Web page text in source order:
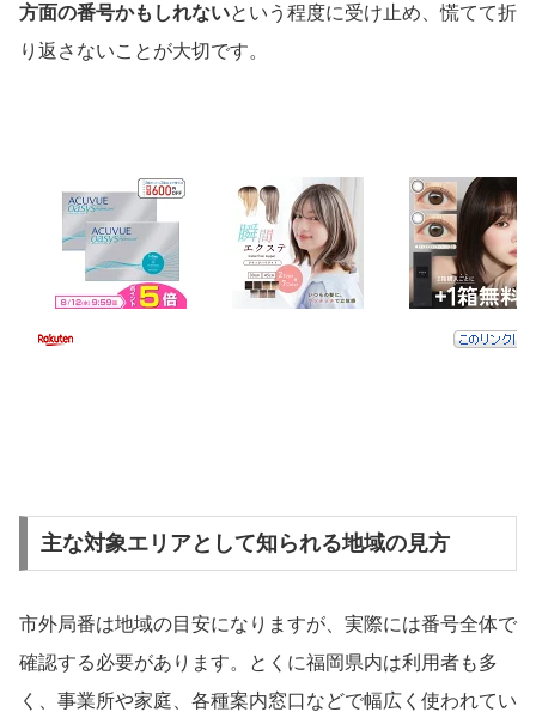
方面の番号かもしれないという程度に受け止め、慌てて折
り返さないことが大切です。
主な対象エリアとして知られる地域の見方
市外局番は地域の目安になりますが、実際には番号全体で
確認する必要があります。とくに福岡県内は利用者も多
く、事業所や家庭、各種案内窓口などで幅広く使われてい